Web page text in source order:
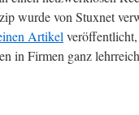
wurde von Stuxnet
Artikel
in Firmen ganz